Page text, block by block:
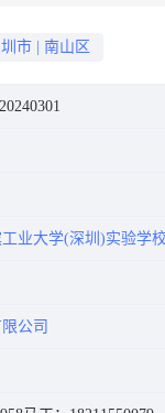
市 南山区
业大学(深圳)实验学
公司